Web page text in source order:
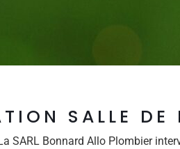
SALLE
SARL Bonnard Allo Plombier